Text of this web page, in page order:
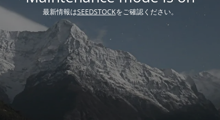
最新情報はSEEDSTOCKをご確認ください。